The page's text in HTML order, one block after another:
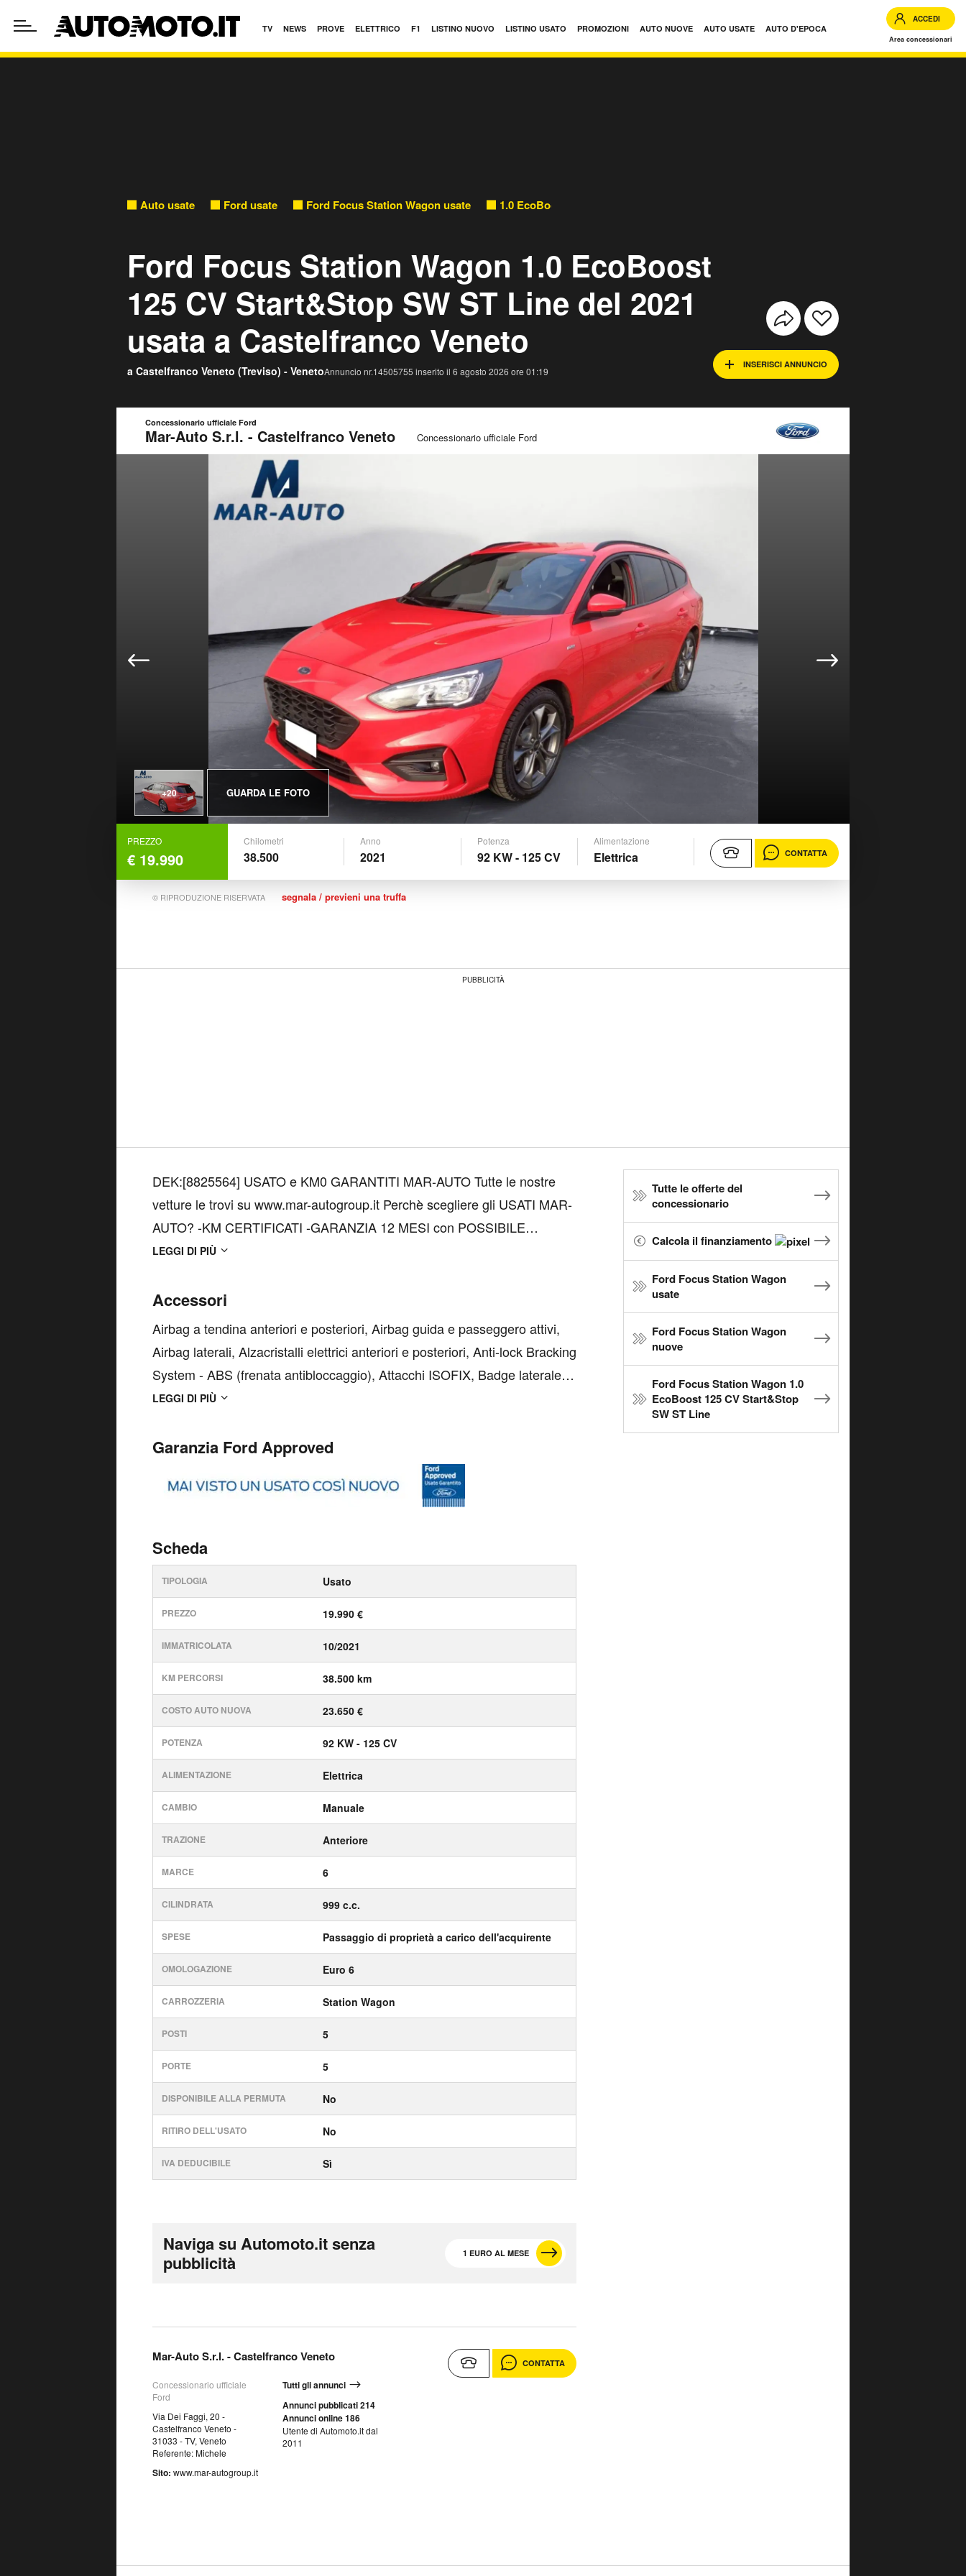
TV NEWS PROVE ELETTRICO F1 LISTINO NUOVO LISTINO USATO PROMOZIONI AUTO NUOVE AUTO USATE AUTO D'EPOCA
ACCEDI
Area concessionari
Auto usate Ford usate Ford Focus Station Wagon usate 1.0 EcoBoost 125 CV Start&Stop SW ST Line usate
Ford Focus Station Wagon 1.0 EcoBoost
125 CV Start&Stop SW ST Line del 2021
usata a Castelfranco Veneto
a Castelfranco Veneto (Treviso) - VenetoAnnuncio nr.14505755 inserito il 6 agosto 2026 ore 01:19
INSERISCI ANNUNCIO
Concessionario ufficiale Ford
Mar-Auto S.r.l. - Castelfranco Veneto Concessionario ufficiale Ford
+20 GUARDA LE FOTO
PREZZO
€ 19.990
Chilometri
38.500
Anno
2021
Potenza
92 KW - 125 CV
Alimentazione
Elettrica CONTATTA
© RIPRODUZIONE RISERVATA segnala / previeni una truffa
PUBBLICITÀ
DEK:[8825564] USATO e KM0 GARANTITI MAR-AUTO Tutte le nostre
vetture le trovi su www.mar-autogroup.it Perchè scegliere gli USATI MAR-
AUTO? -KM CERTIFICATI -GARANZIA 12 MESI con POSSIBILE
ESTENSIONE -OLTRE 100 CONTROLLI su meccanica, scocca e
LEGGI DI PIÙ
Accessori
Airbag a tendina anteriori e posteriori, Airbag guida e passeggero attivi,
Airbag laterali, Alzacristalli elettrici anteriori e posteriori, Anti-lock Bracking
System - ABS (frenata antibloccaggio), Attacchi ISOFIX, Badge laterale
ST-Line, Barre al tetto nere, Bluetooth, Cambio manuale a 6 marce, Cer...
LEGGI DI PIÙ
Garanzia Ford Approved
Scheda
TIPOLOGIA Usato
PREZZO 19.990 €
IMMATRICOLATA 10/2021
KM PERCORSI 38.500 km
COSTO AUTO NUOVA 23.650 €
POTENZA 92 KW - 125 CV
ALIMENTAZIONE Elettrica
CAMBIO Manuale
TRAZIONE Anteriore
MARCE 6
CILINDRATA 999 c.c.
SPESE Passaggio di proprietà a carico dell'acquirente
OMOLOGAZIONE Euro 6
CARROZZERIA Station Wagon
POSTI 5
PORTE 5
DISPONIBILE ALLA PERMUTA No
RITIRO DELL'USATO No
IVA DEDUCIBILE Sì
Naviga su Automoto.it senza
pubblicità
1 EURO AL MESE
Mar-Auto S.r.l. - Castelfranco Veneto
Concessionario ufficiale
Ford
Via Dei Faggi, 20 -
Castelfranco Veneto -
31033 - TV, Veneto
Referente: Michele
Sito: www.mar-autogroup.it
Tutti gli annunci
Annunci pubblicati 214
Annunci online 186
Utente di Automoto.it dal
2011
CONTATTA
Tutte le offerte del
concessionario
Calcola il finanziamento
Ford Focus Station Wagon
usate
Ford Focus Station Wagon
nuove
Ford Focus Station Wagon 1.0
EcoBoost 125 CV Start&Stop
SW ST Line